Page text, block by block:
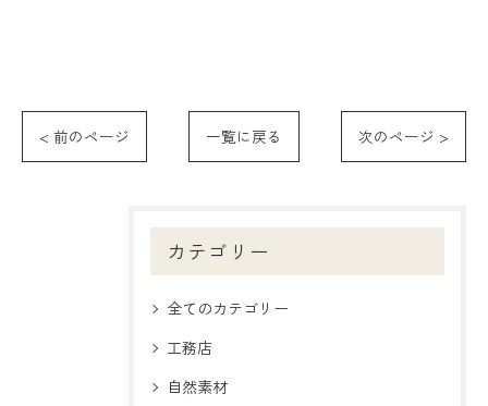
< 前のページ 一覧に戻る 次のページ >
カテゴリー
全てのカテゴリー
工務店
自然素材